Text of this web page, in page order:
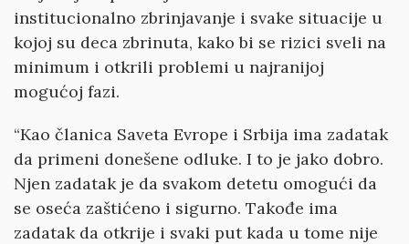
institucionalno zbrinjavanje i svake situacije u
kojoj su deca zbrinuta, kako bi se rizici sveli na
minimum i otkrili problemi u najranijoj
mogućoj fazi.
“Kao članica Saveta Evrope i Srbija ima zadatak
da primeni donešene odluke. I to je jako dobro.
Njen zadatak je da svakom detetu omogući da
se oseća zaštićeno i sigurno. Takođe ima
zadatak da otkrije i svaki put kada u tome nije